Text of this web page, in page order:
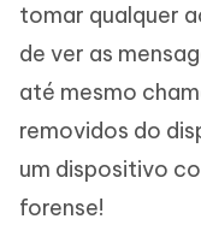
tomar qualquer
de ver as
até mesmo
removidos do
um dispositivo
forense!